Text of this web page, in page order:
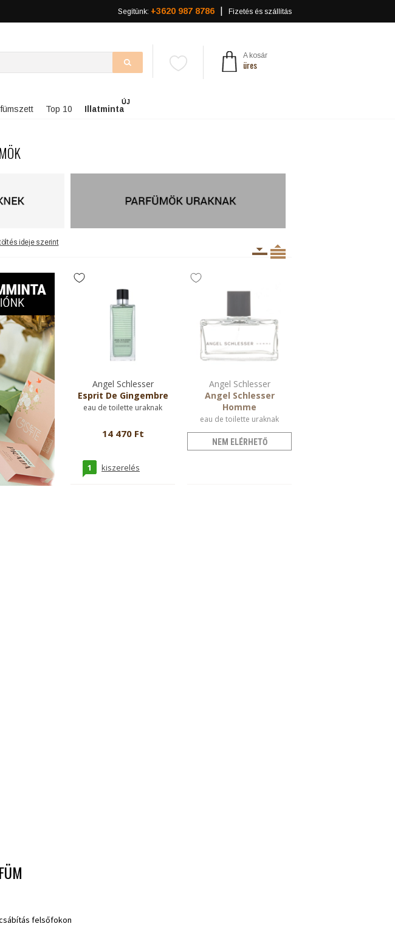
Segítünk: +3620 987 8786 Fizetés és szállítás
A kosár
üres
Top 10 Illatminta
ÚJ
ideje szerint
Angel Schlesser
Esprit De Gingembre
eau de toilette uraknak
14 470 Ft
1 kiszerelés
Angel Schlesser
Angel Schlesser
Homme
eau de toilette uraknak
NEM ELÉRHETŐ
felsőfokon